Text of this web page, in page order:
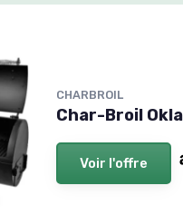
CHARBROIL
Char-Broil
Voir l'offre